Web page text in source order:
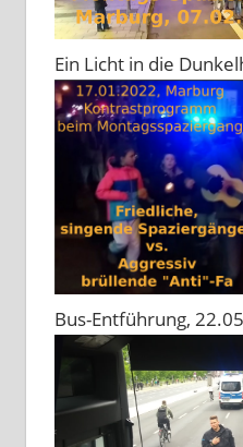
Ein Licht in die
Bus-Entführung,